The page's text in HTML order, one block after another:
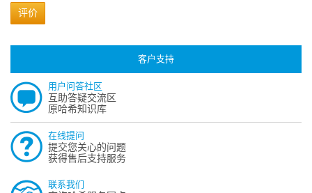
评价
客户支持
用户问答社区
互助答疑交流区
原哈希知识库
在线提问
提交您关心的问题
获得售后支持服务
联系我们